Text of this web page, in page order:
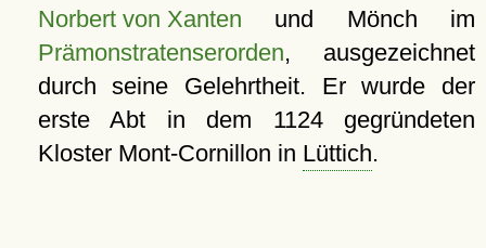
Norbert von Xanten und Mönch im
Prämonstratenserorden, ausgezeichnet
durch seine Gelehrtheit. Er wurde der
erste Abt in dem 1124 gegründeten
Kloster Mont-Cornillon in Lüttich.